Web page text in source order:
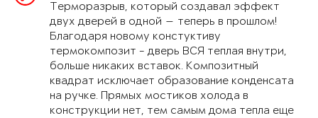
Терморазрыв, который создавал эффект
двух дверей в одной — теперь в прошлом!
Благодаря новому констуктиву
термокомпозит - дверь ВСЯ теплая внутри,
больше никаких вставок. Композитный
квадрат исключает образование конденсата
на ручке. Прямых мостиков холода в
конструкции нет, тем самым дома тепла еще